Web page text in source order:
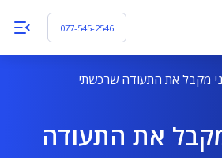
077-545-2546
מקבל את התעודה שרכשתי
את התעודה